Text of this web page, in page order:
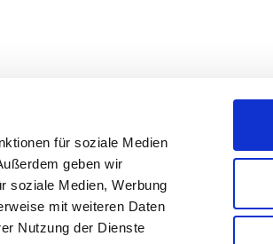
für soziale Medien
geben wir
soziale Medien, Werbung
mit weiteren Daten
Nutzung der Dienste